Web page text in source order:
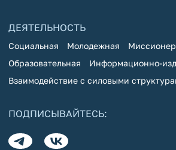
ДЕЯТЕЛЬНОСТЬ
Социальная Молодежная
Образовательная
Информационно-
Взаимодействие с силовыми
ПОДПИСЫВАЙТЕСЬ: